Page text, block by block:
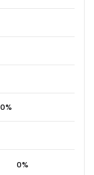
0%
0%